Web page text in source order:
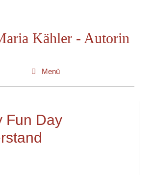
Kähler - Autorin
Menü
Fun Day